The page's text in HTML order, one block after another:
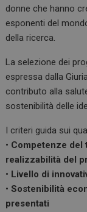
donne che hanno
esponenti del
della ricerca.
La selezione dei
espressa dalla
contributo alla
sostenibilità delle
I criteri guida sui
• Competenze del
realizzabilità del
• Livello di
•Sostenibilità
presentati